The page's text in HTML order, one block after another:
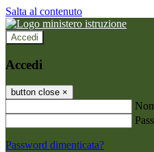
Salta al contenuto
Accedi
Accedi
button close ×
Password dimenticata?